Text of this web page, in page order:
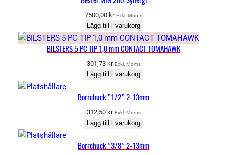
7500,00 kr Exkl. Moms
Lägg till i varukorg
BILSTERS 5 PC TIP 1,0 mm CONTACT TOMAHAWK
301,73 kr Exkl. Moms
Lägg till i varukorg
Borrchuck ”1/2” 2-13mm
312,50 kr Exkl. Moms
Lägg till i varukorg
Borrchuck ”3/8” 2-13mm